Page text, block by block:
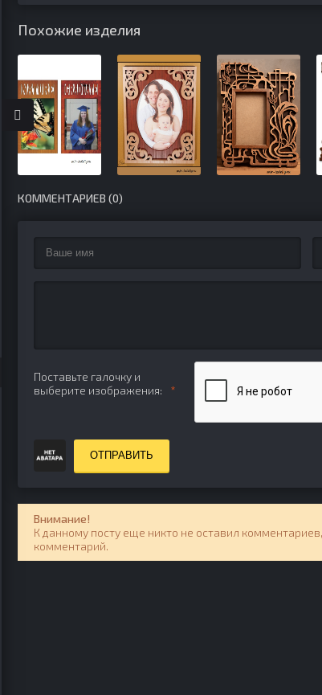
Похожие изделия
КОММЕНТАРИЕВ (0)
Поставьте галочку и
выберите изображения:
ОТПРАВИТЬ
Внимание!
К данному посту еще никто не оставил
комментарий.